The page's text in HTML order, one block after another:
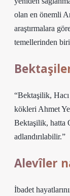
olan en önemli
araştırmalara
temellerinden
“Bektaşilik,
kökleri Ahmet
Bektaşilik, hatta
adlandırılabilir.”
Alevîler
İbadet